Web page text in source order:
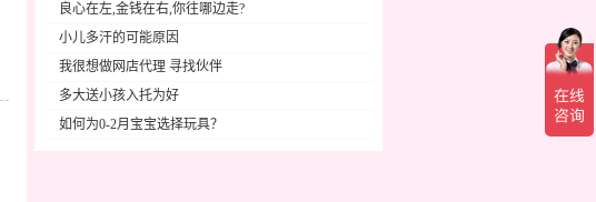
良心在左,金钱在右,你往哪边走?
小儿多汗的可能原因
我很想做网店代理 寻找伙伴
多大送小孩入托为好
如何为0-2月宝宝选择玩具？